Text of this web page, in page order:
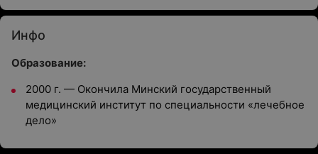
Инфо
Образование:
2000 г. — Окончила Минский государственный
медицинский институт по специальности «лечебное
дело»